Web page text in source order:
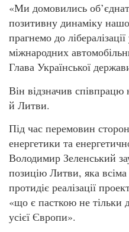
«Ми домовились
позитивну динаміку
прагнемо до
міжнародних
Глава Української
Він відзначив співпрацю
й Литви.
Під час перемовин
енергетики та
Володимир Зеленський
позицію Литви, яка
протидіє реалізації
«що є пасткою не тільки
усієї Європи».